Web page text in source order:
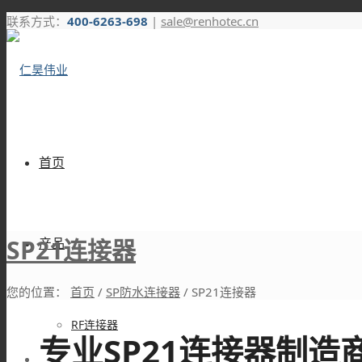
联系方式： 400-6263-698 | sale@renhotec.cn
首页
产品
RF连接器
SP21连接器
您的位置： 首页 / SP防水连接器 / SP21连接器
专业SP21连接器制造